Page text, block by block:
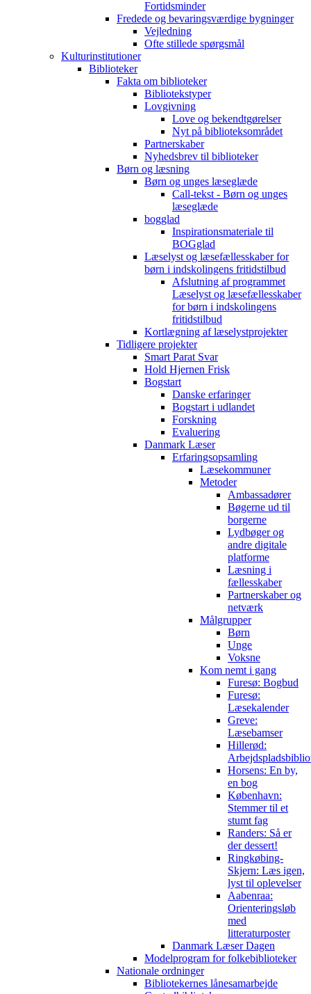
Fortidsminder
Fredede og bevaringsværdige bygninger
Vejledning
Ofte stillede spørgsmål
Kulturinstitutioner
Biblioteker
Fakta om biblioteker
Bibliotekstyper
Lovgivning
Love og bekendtgørelser
Nyt på biblioteksområdet
Partnerskaber
Nyhedsbrev til biblioteker
Børn og læsning
Børn og unges læseglæde
Call-tekst - Børn og unges
læseglæde
bogglad
Inspirationsmateriale til
BOGglad
Læselyst og læsefællesskaber for
børn i indskolingens fritidstilbud
Afslutning af programmet
Læselyst og læsefællesskaber
for børn i indskolingens
fritidstilbud
Kortlægning af læselystprojekter
Tidligere projekter
Smart Parat Svar
Hold Hjernen Frisk
Bogstart
Danske erfaringer
Bogstart i udlandet
Forskning
Evaluering
Danmark Læser
Erfaringsopsamling
Læsekommuner
Metoder
Ambassadører
Bøgerne ud til
borgerne
Lydbøger og
andre digitale
platforme
Læsning i
fællesskaber
Partnerskaber og
netværk
Målgrupper
Børn
Unge
Voksne
Kom nemt i gang
Furesø: Bogbud
Furesø:
Læsekalender
Greve:
Læsebamser
Hillerød:
Horsens: En by,
en bog
København:
Stemmer til et
stumt fag
Randers: Så er
der dessert!
Ringkøbing-
Skjern: Læs igen,
lyst til oplevelser
Aabenraa:
Orienteringsløb
med
litteraturposter
Danmark Læser Dagen
Modelprogram for folkebiblioteker
Nationale ordninger
Bibliotekernes lånesamarbejde